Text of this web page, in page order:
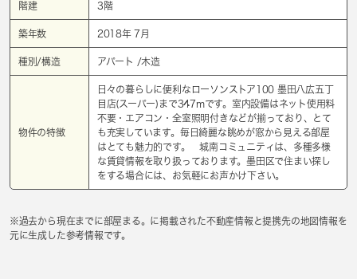
階建 3階
築年数 2018年 7月
種別/構造 アパート /木造
物件の特徴
日々の暮らしに便利なローソンストア100 墨田八広五丁
目店(スーパー)まで347mです。室内設備はネット使用料
不要・エアコン・全室照明付きなどが揃っており、とて
も充実しています。毎日綺麗な眺めが窓から見える部屋
はとても魅力的です。 城南コミュニティは、多種多様
な賃貸情報を取り扱っております。墨田区で住まい探し
をする場合には、お気軽にお声かけ下さい。
※過去から現在までに部屋まる。に掲載された不動産情報と提携先の地図情報を
元に生成した参考情報です。